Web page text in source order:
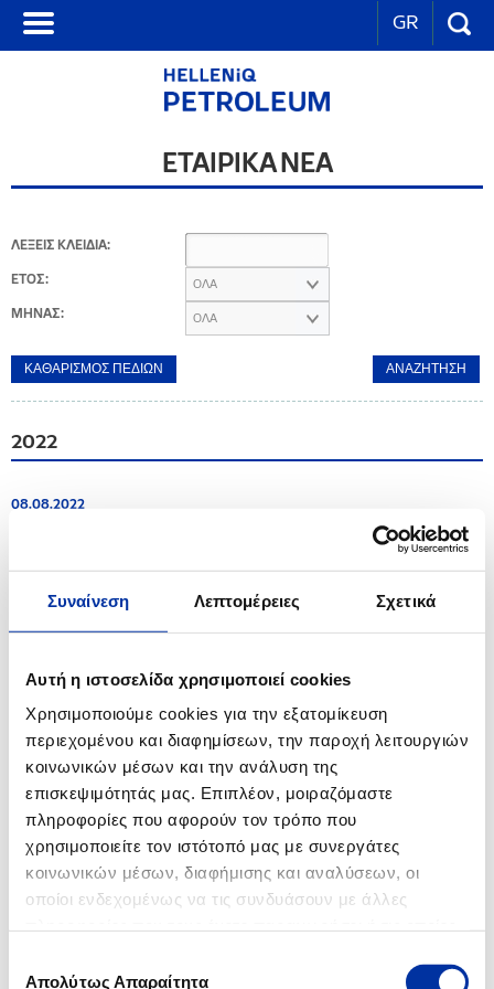
Συναίνεση Λεπτομέρειες Σχετικά
Αυτή η ιστοσελίδα χρησιμοποιεί cookies
Χρησιμοποιούμε cookies για την εξατομίκευση
περιεχομένου και διαφημίσεων, την παροχή λειτουργιών
κοινωνικών μέσων και την ανάλυση της
επισκεψιμότητάς μας. Επιπλέον, μοιραζόμαστε
πληροφορίες που αφορούν τον τρόπο που
χρησιμοποιείτε τον ιστότοπό μας με συνεργάτες
κοινωνικών μέσων, διαφήμισης και αναλύσεων, οι
οποίοι ενδεχομένως να τις συνδυάσουν με άλλες
των υπηρεσιών τους.
Απολύτως Απαραίτητα
GR
ΕΤΑΙΡΙΚΑ ΝΕΑ
ΛΕΞΕΙΣ ΚΛΕΙΔΙΑ:
ΕΤΟΣ: ΟΛΑ
ΜΗΝΑΣ: ΟΛΑ
2022
08.08.2022
Αποτελέσματα Χορήγησης Υποτροφιών για Μεταπτυχιακές Σπουδές σε
Πανεπιστήμια της Ελλάδας και του εξωτερικού Ακαδημαϊκού έτους 2022-
2023
Όμιλο ΕΛΛΗΝΙΚΑ ΠΕΤΡΕΛΑΙΑ
06.07.2022
Ενημέρωση για τις Βιομηχανικές Εγκαταστάσεις Ελευσίνας
23.06.2022
Ενημέρωση για τις Βιομηχανικές Εγκαταστάσεις Ελευσίνας
13.05.2022
Ενημέρωση για τις Βιομηχανικές Εγκαταστάσεις Ασπροπύργου
Όμιλος ΕΛΛΗΝΙΚΑ ΠΕΤΡΕΛΑΙΑ: Η Εκπαιδευτική Βαλίτσα ΓΗ 2030 συναντά